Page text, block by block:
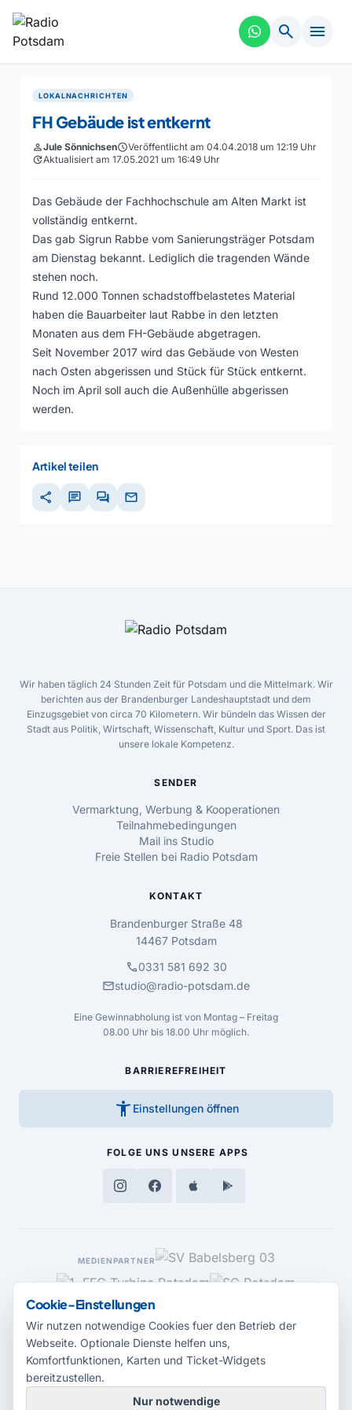
search menu
LOKALNACHRICHTEN
FH Gebäude ist entkernt
personJule SönnichsenscheduleVeröffentlicht am 04.04.2018 um 12:19 Uhr
updateAktualisiert am 17.05.2021 um 16:49 Uhr
Das Gebäude der Fachhochschule am Alten Markt ist
vollständig entkernt.
Das gab Sigrun Rabbe vom Sanierungsträger Potsdam
am Dienstag bekannt. Lediglich die tragenden Wände
stehen noch.
Rund 12.000 Tonnen schadstoffbelastetes Material
haben die Bauarbeiter laut Rabbe in den letzten
Monaten aus dem FH-Gebäude abgetragen.
Seit November 2017 wird das Gebäude von Westen
nach Osten abgerissen und Stück für Stück entkernt.
Noch im April soll auch die Außenhülle abgerissen
werden.
Artikel teilen
share chat forum mail
Wir haben täglich 24 Stunden Zeit für Potsdam und die Mittelmark. Wir
berichten aus der Brandenburger Landeshauptstadt und dem
Einzugsgebiet von circa 70 Kilometern. Wir bündeln das Wissen der
Stadt aus Politik, Wirtschaft, Wissenschaft, Kultur und Sport. Das ist
unsere lokale Kompetenz.
SENDER
Vermarktung, Werbung & Kooperationen
Teilnahmebedingungen
Mail ins Studio
Freie Stellen bei Radio Potsdam
KONTAKT
Brandenburger Straße 48
14467 Potsdam
call0331 581 692 30
mailstudio@radio-potsdam.de
Eine Gewinnabholung ist von Montag – Freitag
08.00 Uhr bis 18.00 Uhr möglich.
BARRIEREFREIHEIT
accessibility_new Einstellungen öffnen
FOLGE UNS UNSERE APPS
MEDIENPARTNER
Cookie-Einstellungen
Wir nutzen notwendige Cookies fuer den Betrieb der
Webseite. Optionale Dienste helfen uns,
Komfortfunktionen, Karten und Ticket-Widgets
bereitzustellen.
Nur notwendige